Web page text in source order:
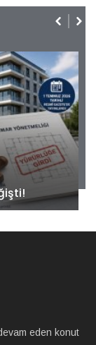
ilgili
eden konut